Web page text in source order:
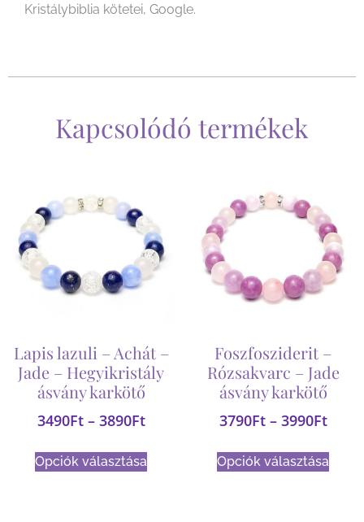
Kristálybiblia kötetei, Google.
Kapcsolódó termékek
Lapis lazuli – Achát –
Jade – Hegyikristály
ásvány karkötő
3490Ft – 3890Ft
Opciók választása
Foszfosziderit –
Rózsakvarc – Jade
ásvány karkötő
3790Ft – 3990Ft
Opciók választása